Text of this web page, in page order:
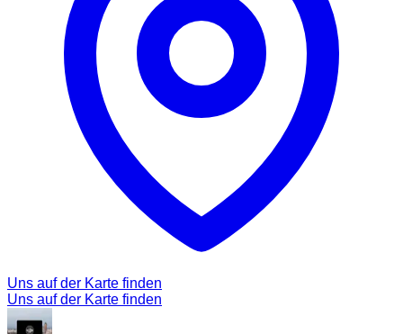
Uns auf der Karte finden
Uns auf der Karte finden